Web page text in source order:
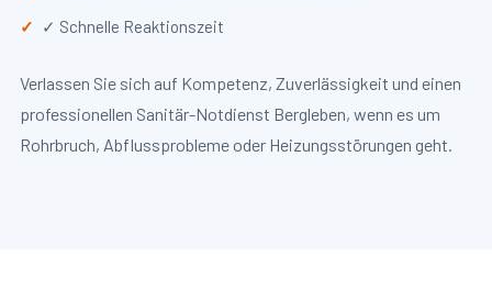
✓ Schnelle Reaktionszeit
Verlassen Sie sich auf Kompetenz, Zuverlässigkeit und einen
professionellen Sanitär-Notdienst Bergleben, wenn es um
Rohrbruch, Abflussprobleme oder Heizungsstörungen geht.